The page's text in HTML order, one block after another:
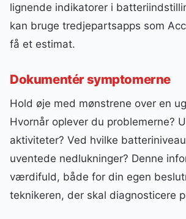
lignende indikatorer i
kan bruge tredjepartsapps som
få et estimat.
Dokumentér symptomerne
Hold øje med mønstrene over en
Hvornår oplever du problemerne?
aktiviteter? Ved hvilke
uventede nedlukninger? Denne
værdifuld, både for din egen
teknikeren, der skal diagnosticere